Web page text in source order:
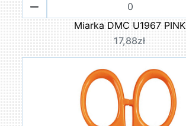
Miarka DMC U1967 PINK
17,88zł